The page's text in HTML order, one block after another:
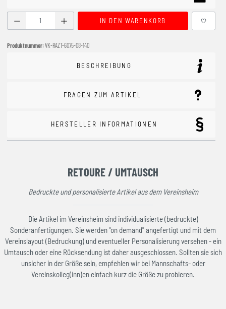
Produkt Anzahl: Gib den gewünschten Wert ein oder
IN DEN WARENKORB
Produktnummer:VK-RAZT-6075-08-140
BESCHREIBUNG
FRAGEN ZUM ARTIKEL
HERSTELLER INFORMATIONEN
RETOURE / UMTAUSCH
Bedruckte und personalisierte Artikel aus dem Vereinsheim
Die Artikel im Vereinsheim sind individualisierte (bedruckte)
Sonderanfertigungen. Sie werden "on demand" angefertigt und mit dem
Vereinslayout (Bedruckung) und eventueller Personalisierung versehen - ein
Umtausch oder eine Rücksendung ist daher ausgeschlossen. Sollten sie sich
unsicher in der Größe sein, empfehlen wir bei Mannschafts- oder
Vereinskolleg(inn)en einfach kurz die Größe zu probieren.